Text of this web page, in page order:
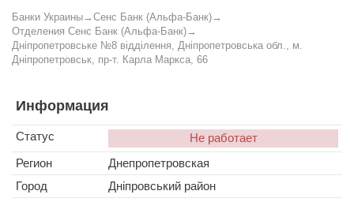
Банки Украины→ Сенс Банк (Альфа-Банк)→
Отделения Сенс Банк (Альфа-Банк)→
Дніпропетровське №8 відділення, Дніпропетровська обл., м.
Дніпропетровськ, пр-т. Карла Маркса, 66
Информация
Статус
Не работает
Регион
Днепропетровская
Город
Дніпровський район